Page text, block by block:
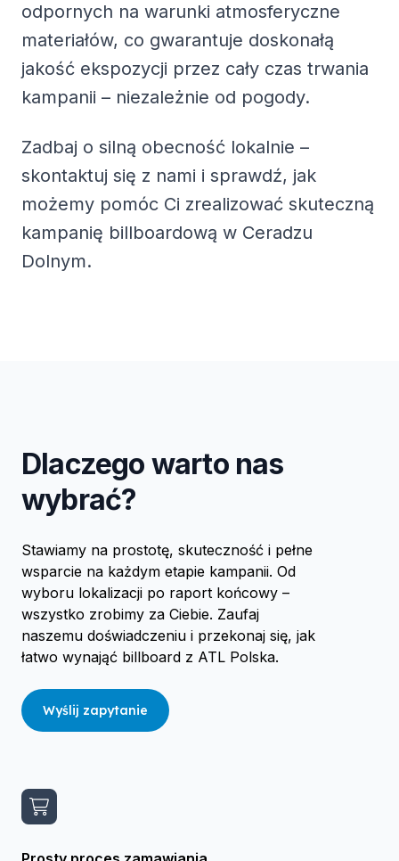
odpornych na warunki atmosferyczne
materiałów, co gwarantuje doskonałą
jakość ekspozycji przez cały czas trwania
kampanii – niezależnie od pogody.
Zadbaj o silną obecność lokalnie –
skontaktuj się z nami i sprawdź, jak
możemy pomóc Ci zrealizować skuteczną
kampanię billboardową w Ceradzu
Dolnym.
Dlaczego warto nas
wybrać?
Stawiamy na prostotę, skuteczność i pełne
wsparcie na każdym etapie kampanii. Od
wyboru lokalizacji po raport końcowy –
wszystko zrobimy za Ciebie. Zaufaj
naszemu doświadczeniu i przekonaj się, jak
łatwo wynająć billboard z ATL Polska.
Wyślij zapytanie